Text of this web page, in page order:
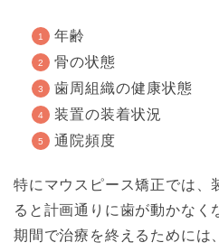
年齢
骨の状態
歯周組織の健康状態
装置の装着状況
通院頻度
特にマウスピース矯正では、
ると計画通りに歯が動かなく
期間で治療を終えるためには